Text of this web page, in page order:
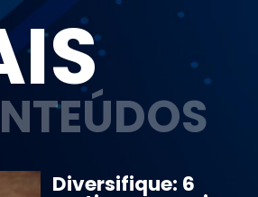
Diversifique: 6